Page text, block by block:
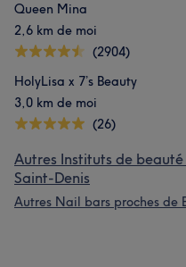
Queen Mina
2,6 km de moi
(2904)
HolyLisa x 7’s Beauty
3,0 km de moi
(26)
Autres Instituts de
Saint-Denis
Autres Nail bars proches de